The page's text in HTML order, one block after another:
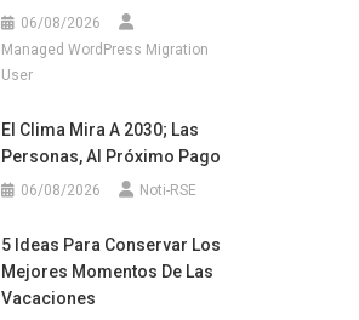
06/08/2026
Managed WordPress Migration
User
El Clima Mira A 2030; Las
Personas, Al Próximo Pago
06/08/2026 Noti-RSE
5 Ideas Para Conservar Los
Mejores Momentos De Las
Vacaciones